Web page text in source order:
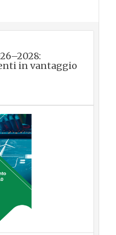
in vantaggio